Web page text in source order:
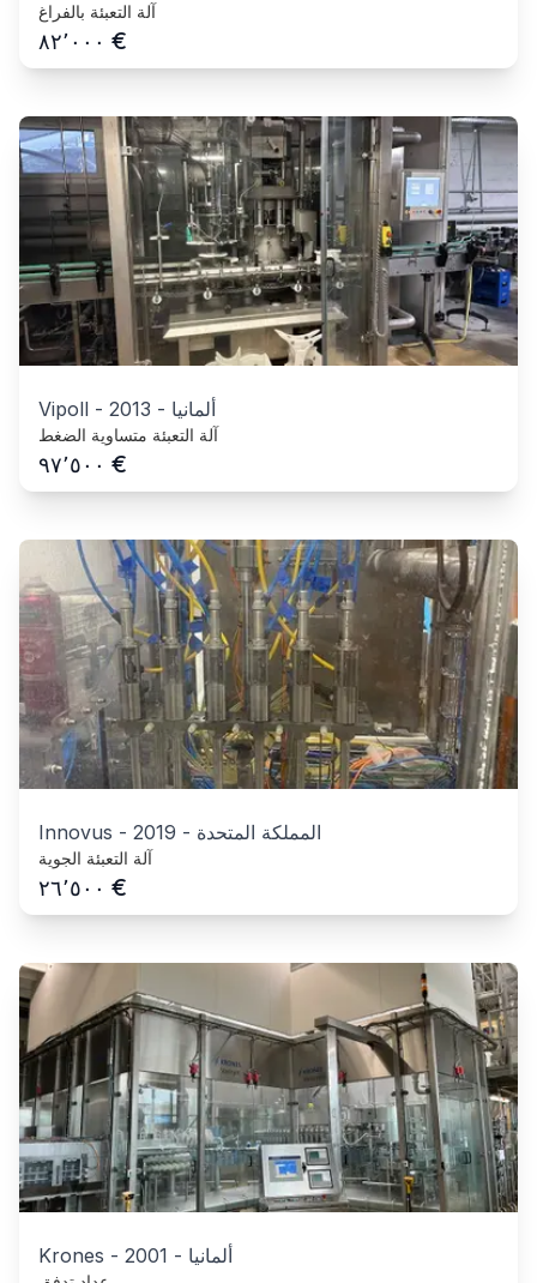
آلة التعبئة بالفراغ
٨٢٬٠٠٠ €
Vipoll - 2013 - ألمانيا
آلة التعبئة متساوية الضغط
٩٧٬٥٠٠ €
Innovus - 2019 - المملكة المتحدة
آلة التعبئة الجوية
٢٦٬٥٠٠ €
Krones - 2001 - ألمانيا